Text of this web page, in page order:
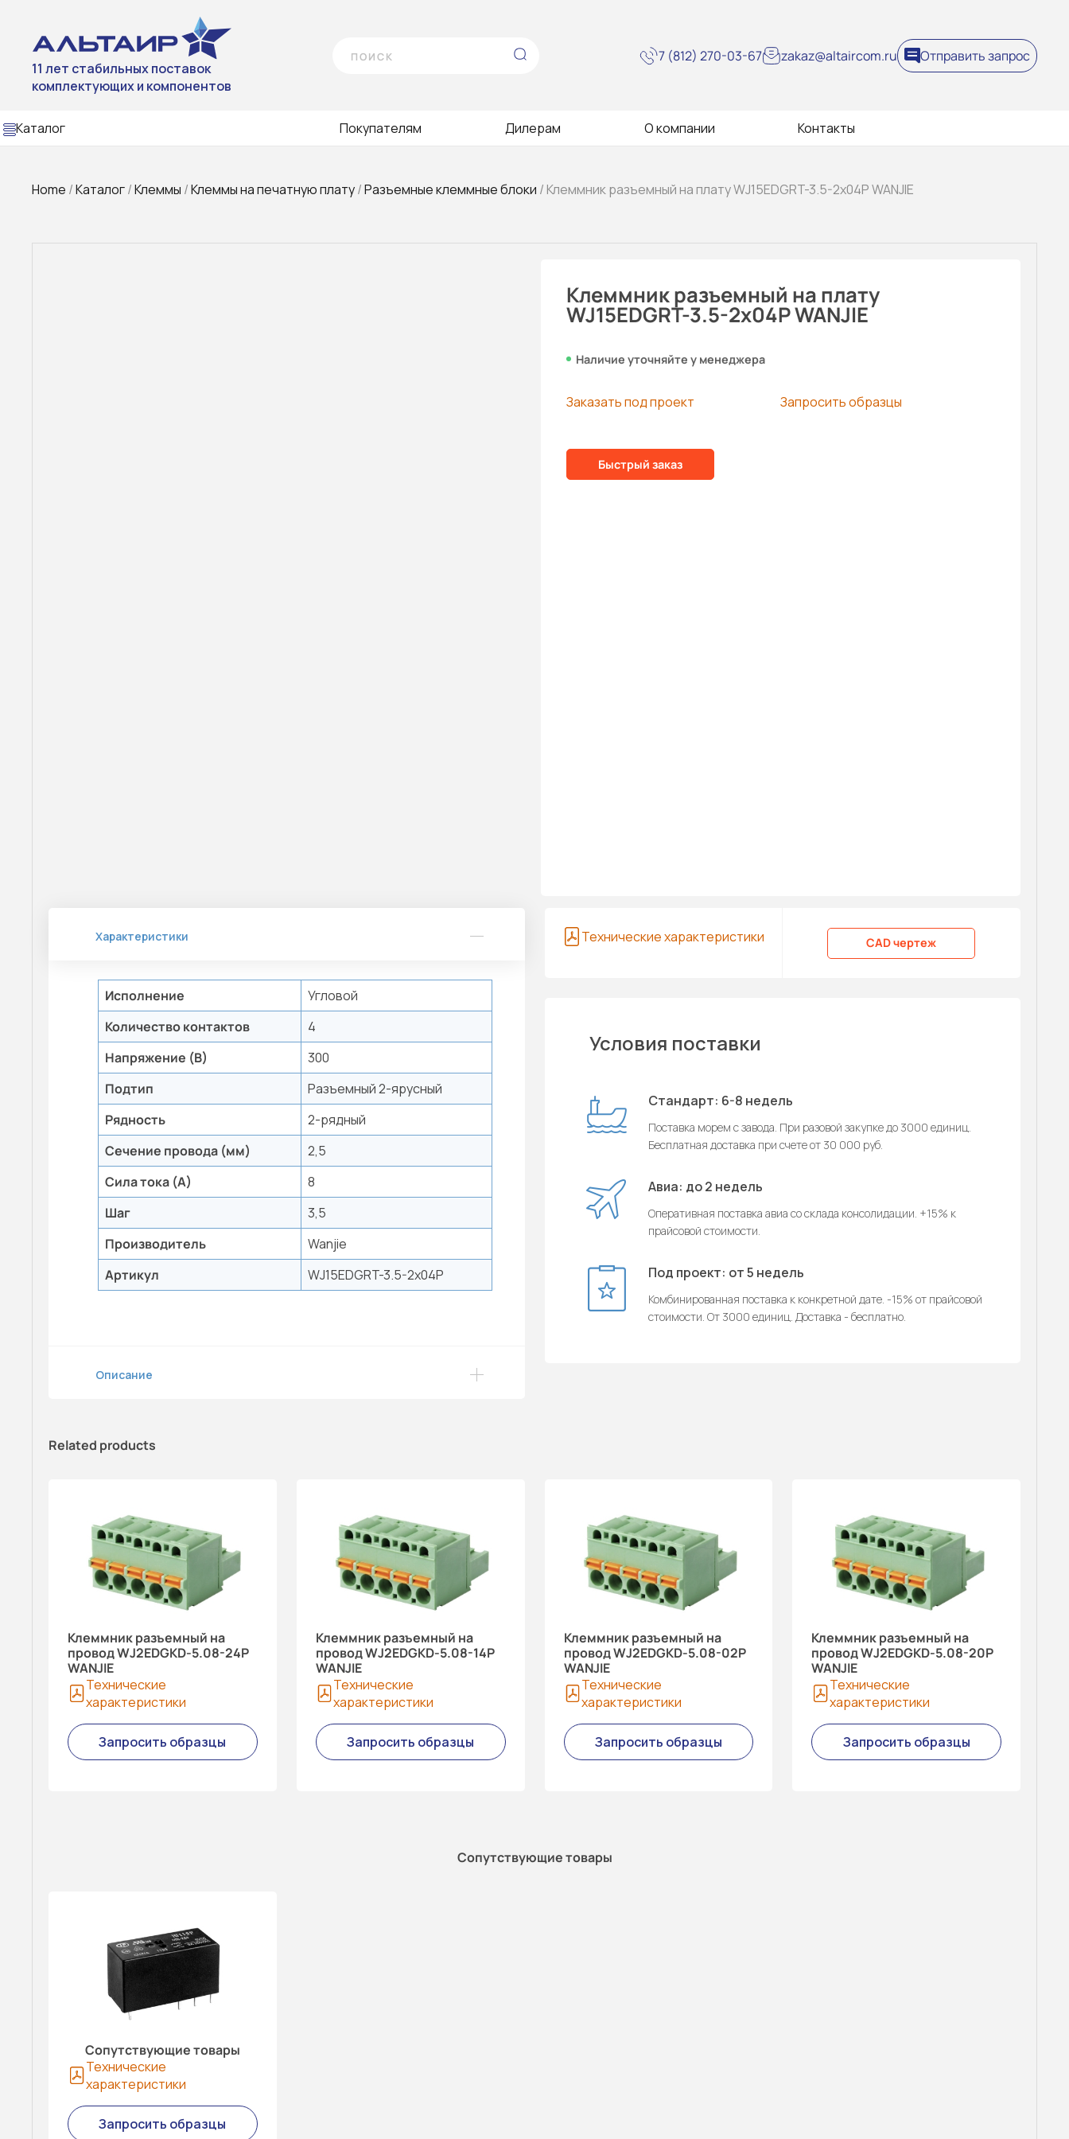
11 лет стабильных поставок
комплектующих и компонентов
7 (812) 270-03-67 zakaz@altaircom.ru Отправить запрос
Каталог Покупателям Дилерам О компании Контакты
Home /Каталог/Клеммы /Клеммы на печатную плату/Разъемные клеммные блоки / Клеммник разъемный на плату WJ15EDGRT-3.5-2x04P WANJIE
Клеммник разъемный на плату
WJ15EDGRT-3.5-2x04P WANJIE
Наличие уточняйте у менеджера
Заказать под проект Запросить образцы
Быстрый заказ
Характеристики
Исполнение
Угловой
Количество контактов
4
Напряжение (В)
300
Подтип
Разъемный 2-ярусный
Рядность
2-рядный
Сечение провода (мм)
2,5
Сила тока (А)
8
Шаг
3,5
Производитель
Wanjie
Артикул
WJ15EDGRT-3.5-2x04P
Описание
Технические характеристики CAD чертеж
Условия поставки
Стандарт: 6-8 недель
Поставка морем с завода. При разовой закупке до 3000 единиц.
Бесплатная доставка при счете от 30 000 руб.
Авиа: до 2 недель
Оперативная поставка авиа со склада консолидации. +15% к
прайсовой стоимости.
Под проект: от 5 недель
Комбинированная поставка к конкретной дате. -15% от прайсовой
стоимости. От 3000 единиц. Доставка - бесплатно.
Сопутствующие товары
Сопутствующие товары
Технические
характеристики
Запросить образцы
Related products
Клеммник разъемный на
провод WJ2EDGKD-5.08-24P
WANJIE
Технические
характеристики
Запросить образцы
Клеммник разъемный на
провод WJ2EDGKD-5.08-14P
WANJIE
Технические
характеристики
Запросить образцы
Клеммник разъемный на
провод WJ2EDGKD-5.08-02P
WANJIE
Технические
характеристики
Запросить образцы
Клеммник разъемный на
провод WJ2EDGKD-5.08-20P
WANJIE
Технические
характеристики
Запросить образцы